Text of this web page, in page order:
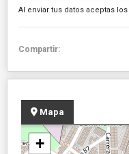
Al enviar tus datos aceptas los
Compartir:
Mapa
+